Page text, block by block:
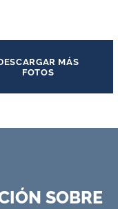
MÁS
FOTOS
SOBRE